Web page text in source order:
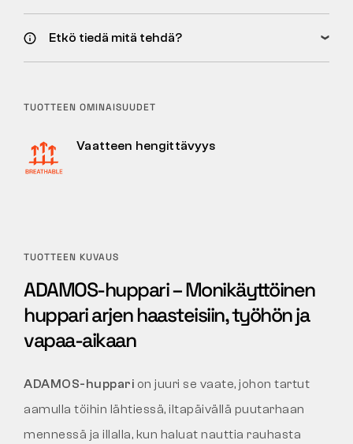
Etkö tiedä mitä tehdä?
TUOTTEEN OMINAISUUDET
Vaatteen hengittävyys
TUOTTEEN KUVAUS
ADAMOS-huppari – Monikäyttöinen
huppari arjen haasteisiin, työhön ja
vapaa-aikaan
ADAMOS-huppari on juuri se vaate, johon tartut
aamulla töihin lähtiessä, iltapäivällä puutarhaan
mennessä ja illalla, kun haluat nauttia rauhasta